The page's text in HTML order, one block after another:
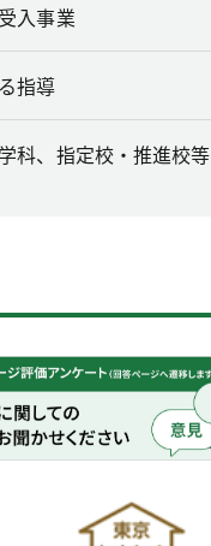
入事業
指導
科、指定校・推進校